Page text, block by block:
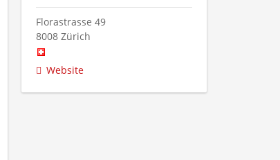
Florastrasse 49
8008 Zürich
Website